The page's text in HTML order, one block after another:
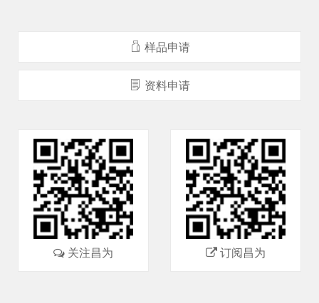
样品申请
资料申请
关注昌为 订阅昌为